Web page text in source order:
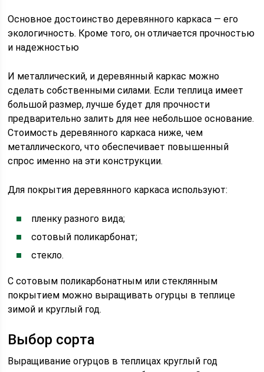
Основное достоинство деревянного каркаса — его
экологичность. Кроме того, он отличается прочностью
и надежностью
И металлический, и деревянный каркас можно
сделать собственными силами. Если теплица имеет
большой размер, лучше будет для прочности
предварительно залить для нее небольшое основание.
Стоимость деревянного каркаса ниже, чем
металлического, что обеспечивает повышенный
спрос именно на эти конструкции.
Для покрытия деревянного каркаса используют:
пленку разного вида;
сотовый поликарбонат;
стекло.
С сотовым поликарбонатным или стеклянным
покрытием можно выращивать огурцы в теплице
зимой и круглый год.
Выбор сорта
Выращивание огурцов в теплицах круглый год